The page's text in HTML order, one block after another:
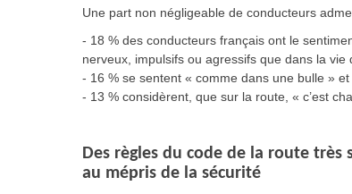
Une part non négligeable de conducteurs
- 18 % des conducteurs français ont le
nerveux, impulsifs ou agressifs que dans la vie
- 16 % se sentent « comme dans une bulle »
- 13 % considèrent, que sur la route, « c’est
Des règles du code de la route très
au mépris de la sécurité